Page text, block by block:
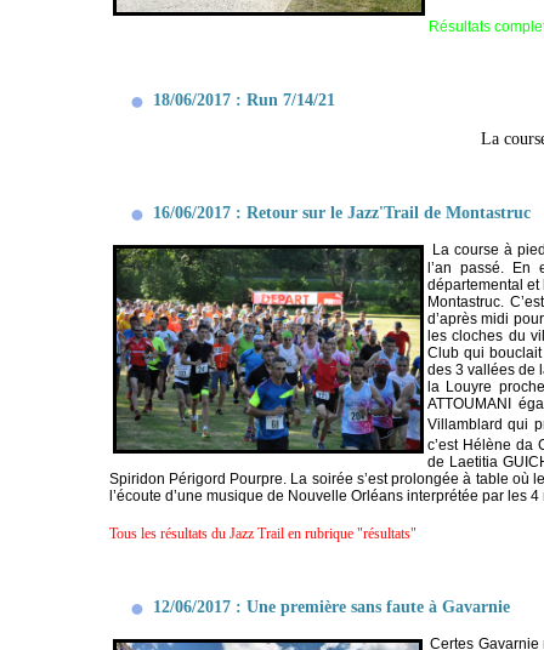
Résultats
18/06/2017 : Run 7/14/21
La
16/06/2017 : Retour sur le Jazz'Trail de Montastruc
La course à
l’an passé.
départemental
Montastruc.
d’après midi
les cloches du
Club qui
des 3 vallées de
la Louyre
ATTOUMANI
Villamblard qui
c’est Hélène da
de Laetitia
Spiridon Périgord Pourpre. La soirée s’est prolongée à table où
l’écoute d’une musique de Nouvelle Orléans interprétée par les
Tous les résultats du Jazz Trail en rubrique "résultats"
12/06/2017 : Une première sans faute à Gavarnie
Certes